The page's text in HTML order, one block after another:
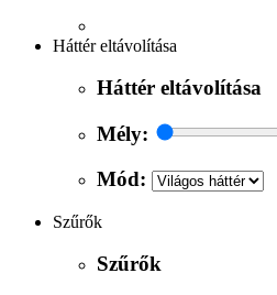
Háttér eltávolítása
Háttér eltávolítása
Mély:
Mód:
Szűrők
Szűrők